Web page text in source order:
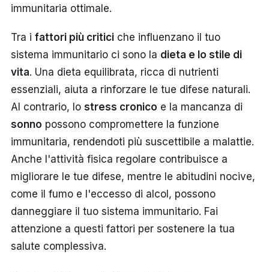
immunitaria ottimale.
Tra i fattori più criticiche influenzano il tuo
sistema immunitario ci sono la dieta e lo stile di
vita. Una dieta equilibrata, ricca di nutrienti
essenziali, aiuta a rinforzare le tue difese naturali.
Al contrario, lo stress cronico e la mancanza di
sonno possono compromettere la funzione
immunitaria, rendendoti più suscettibile a malattie.
Anche l'attività fisica regolare contribuisce a
migliorare le tue difese, mentre le abitudini nocive,
come il fumo e l'eccesso di alcol, possono
danneggiare il tuo sistema immunitario. Fai
attenzione a questi fattori per sostenere la tua
salute complessiva.